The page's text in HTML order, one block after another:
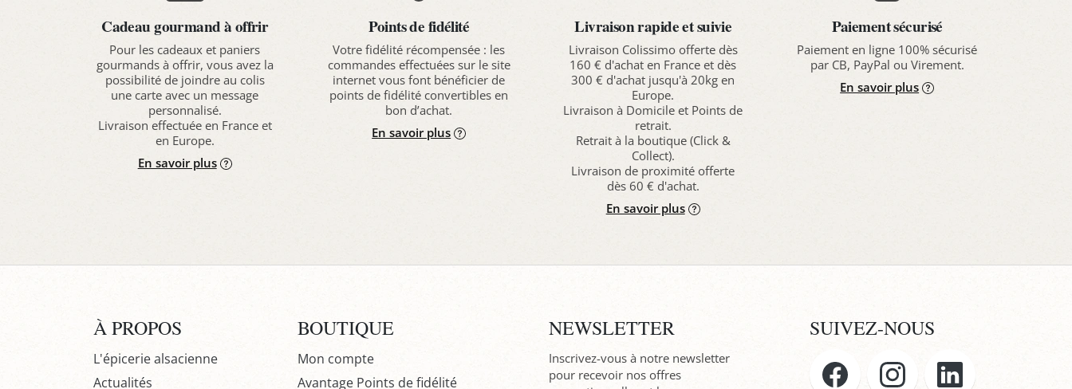
Cadeau gourmand à offrir
Pour les cadeaux et paniers
gourmands à offrir, vous avez la
possibilité de joindre au colis
une carte avec un message
personnalisé.
Livraison effectuée en France et
en Europe.
En savoir plus
Points de fidélité
Votre fidélité récompensée : les
commandes effectuées sur le site
internet vous font bénéficier de
points de fidélité convertibles en
bon d’achat.
En savoir plus
Livraison rapide et suivie
Livraison Colissimo offerte dès
160 € d'achat en France et dès
300 € d'achat jusqu'à 20kg en
Europe.
Livraison à Domicile et Points de
retrait.
Retrait à la boutique (Click &
Collect).
Livraison de proximité offerte
dès 60 € d'achat.
En savoir plus
Paiement sécurisé
Paiement en ligne 100% sécurisé
par CB, PayPal ou Virement.
En savoir plus
À PROPOS
L'épicerie alsacienne
Actualités
BOUTIQUE
Mon compte
Avantage Points de fidélité
NEWSLETTER
Inscrivez-vous à notre newsletter
pour recevoir nos offres
SUIVEZ-NOUS